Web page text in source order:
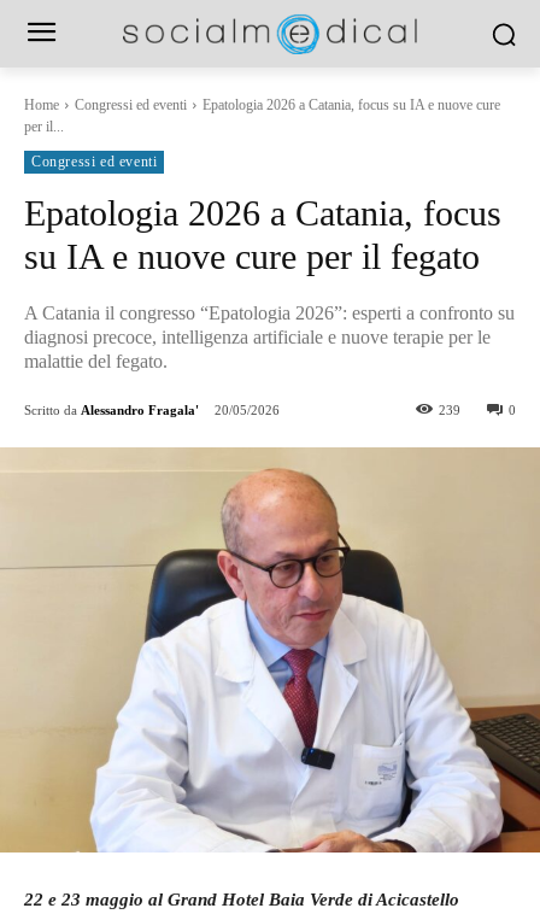
Home Congressi ed eventi
Epatologia 2026 a Catania, focus su IA e nuove cure
per il...
Congressi ed eventi
Epatologia 2026 a Catania, focus
su IA e nuove cure per il fegato
A Catania il congresso “Epatologia 2026”: esperti a confronto su
diagnosi precoce, intelligenza artificiale e nuove terapie per le
malattie del fegato.
Scritto da Alessandro Fragala' 20/05/2026 0
239
22 e 23 maggio al Grand Hotel Baia Verde di Acicastello